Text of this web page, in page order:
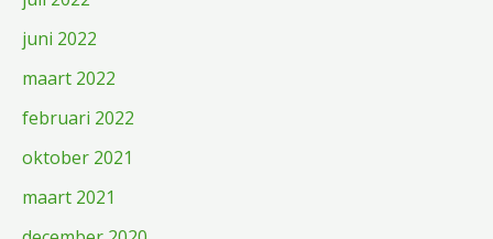
juni 2022
maart 2022
februari 2022
oktober 2021
maart 2021